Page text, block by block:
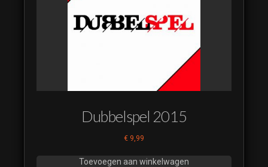
Dubbelspel 2015
€ 9,99
Toevoegen aan winkelwagen